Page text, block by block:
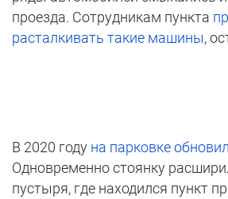
проезда. Сотрудникам пункта
расталкивать такие машины,
В 2020 году на парковке
Одновременно стоянку
пустыря, где находился пункт